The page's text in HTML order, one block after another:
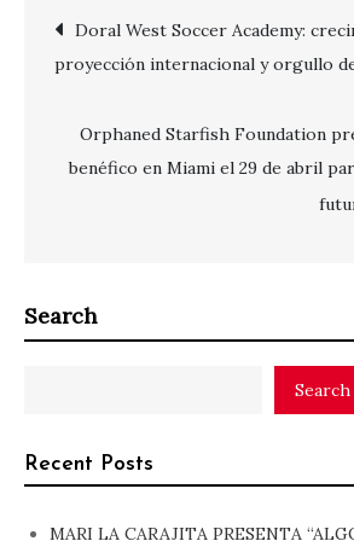
Post
navigation
Doral West Soccer Academy:
proyección internacional y orgullo
Orphaned Starfish Foundation
benéfico en Miami el 29 de abril
Search
Search
Recent Posts
MARI LA CARAJITA PRESENTA